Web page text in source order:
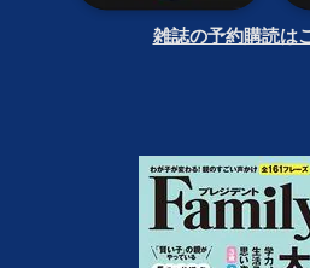
雑誌の予約購読は